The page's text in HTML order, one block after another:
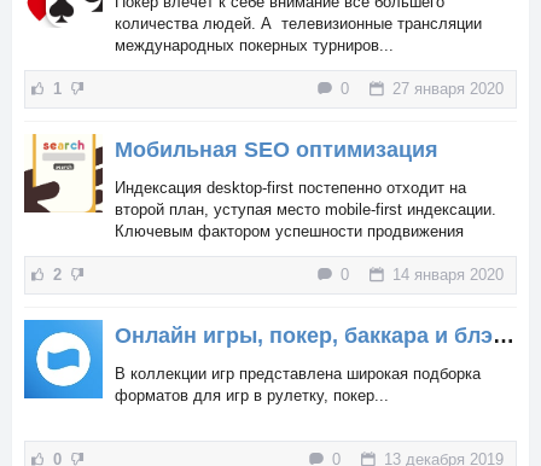
количества людей. А телевизионные трансляции
международных покерных турниров...
1 0 27 января 2020
Мобильная SEO оптимизация
Индексация desktop-first постепенно отходит на
второй план, уступая место mobile-first индексации.
Ключевым фактором успешности продвижения
оптимизированных мобильных сайтов в поисковых
системах по-прежнему останется контент и
посещаемость, однако, в дополнение ко всему,
интерфейс.
2 0 14 января 2020
Онлайн игры, покер, баккара и блэкджек
В коллекции игр представлена широкая подборка
форматов для игр в рулетку, покер...
0 0 13 декабря 2019